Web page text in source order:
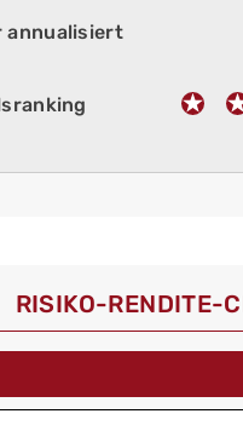
RISIKO-RENDITE-